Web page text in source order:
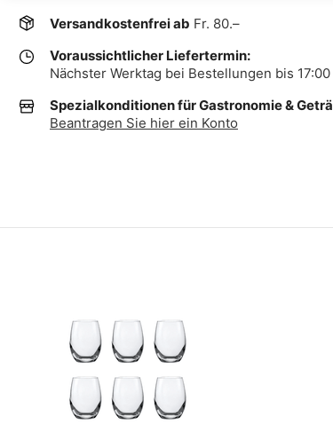
Versandkostenfrei ab Fr. 80.–
Voraussichtlicher Liefertermin:
Nächster Werktag bei Bestellungen bis 17:00
Spezialkonditionen für Gastronomie &
Beantragen Sie hier ein Konto